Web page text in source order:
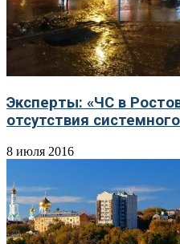
Эксперты: «ЧС в
отсутствия
8 июля 2016